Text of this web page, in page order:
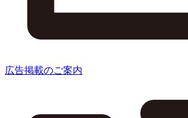
広告掲載のご案内